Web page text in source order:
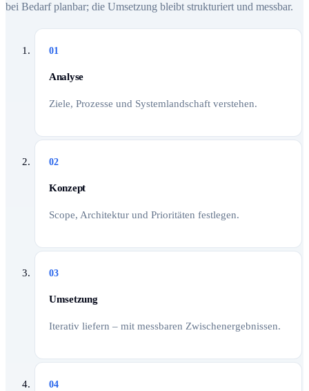
bei Bedarf planbar; die Umsetzung bleibt strukturiert und messbar.
01
Analyse
Ziele, Prozesse und Systemlandschaft verstehen.
02
Konzept
Scope, Architektur und Prioritäten festlegen.
03
Umsetzung
Iterativ liefern – mit messbaren Zwischenergebnissen.
04